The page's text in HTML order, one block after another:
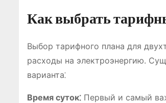
Как выбрать
Выбор тарифного плана для
расходы на электроэнергию.
варианта⁚
Время суток⁚ Первый и самый